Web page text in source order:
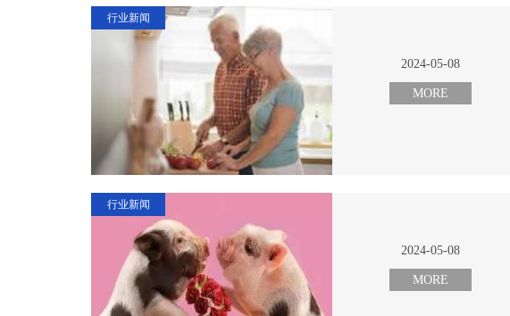
行业新闻
2024-05-08
MORE
行业新闻
2024-05-08
MORE